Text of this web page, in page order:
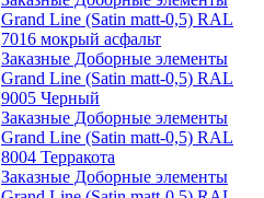
Grand Line (Satin matt-0,5) RAL
7016 мокрый асфальт
Заказные Доборные элементы
Grand Line (Satin matt-0,5) RAL
9005 Черный
Заказные Доборные элементы
Grand Line (Satin matt-0,5) RAL
8004 Терракота
Заказные Доборные элементы